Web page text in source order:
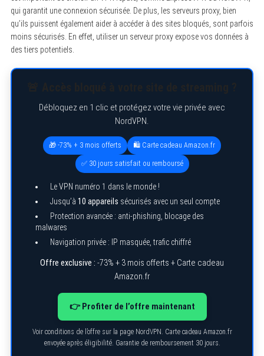
qui garantit une connexion sécurisée. De plus, les serveurs proxy, bien
qu’ils puissent également aider à accéder à des sites bloqués, sont parfois
moins sécurisés. En effet, utiliser un serveur proxy expose vos données à
des tiers potentiels.
Débloquez en 1 clic et protégez votre vie privée avec
NordVPN.
🎁 -73% + 3 mois offerts 🛍️ Carte cadeau Amazon.fr
✅ 30 jours satisfait ou remboursé
Le VPN numéro 1 dans le monde !
Jusqu’à 10 appareils sécurisés avec un seul compte
Protection avancée : anti-phishing, blocage des
malwares
Navigation privée : IP masquée, trafic chiffré
Offre exclusive : -73% + 3 mois offerts + Carte cadeau
Amazon.fr
👉 Profiter de l’offre maintenant
Voir conditions de l’offre sur la page NordVPN. Carte cadeau Amazon.fr
envoyée après éligibilité. Garantie de remboursement 30 jours.